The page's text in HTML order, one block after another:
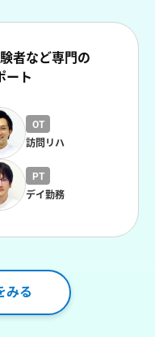
者など専門の
ート
OT
訪問リハ
PT
デイ勤務
みる